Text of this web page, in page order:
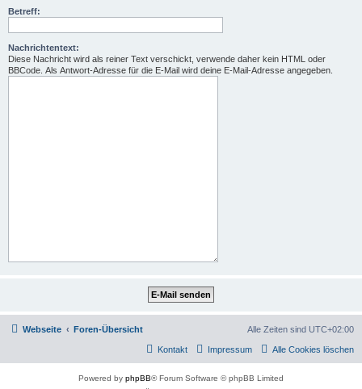
Betreff:
Nachrichtentext:
Diese Nachricht wird als reiner Text verschickt, verwende daher kein HTML oder
BBCode. Als Antwort-Adresse für die E-Mail wird deine E-Mail-Adresse angegeben.
Webseite Foren-Übersicht Alle Zeiten sind UTC+02:00
Alle Cookies löschen
Impressum
Kontakt
Powered by phpBB® Forum Software © phpBB Limited